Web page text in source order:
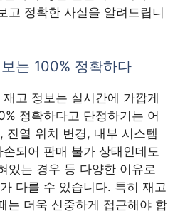
고 정확한 사실을 알려드립니
는 100% 정확하다
고 정보는 실시간에 가깝게
정확하다고 단정하기는 어
진열 위치 변경, 내부 시스템
되어 판매 불가 상태인데도
있는 경우 등 다양한 이유로
다를 수 있습니다. 특히 재고
는 더욱 신중하게 접근해야 합